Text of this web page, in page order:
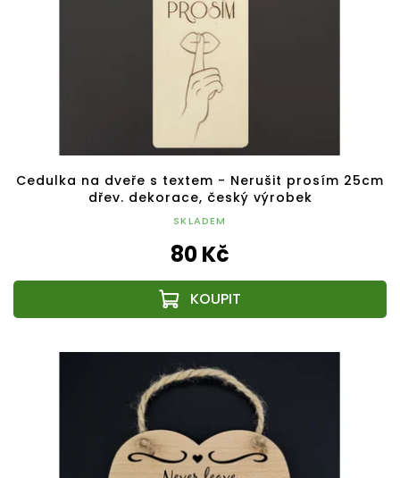
Cedulka na dveře s textem - Nerušit prosím 25cm
dřev. dekorace, český výrobek
SKLADEM
80 Kč